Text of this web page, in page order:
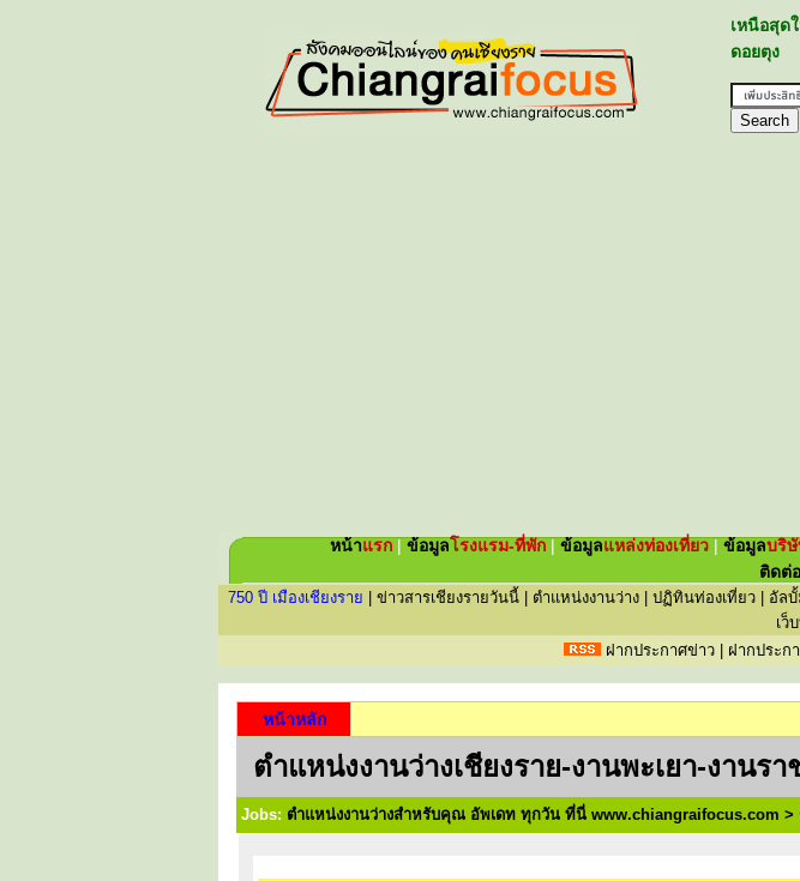
เหนือสุด
ดอยตุง
หน้าแรก | ข้อมูลโรงแรม-ที่พัก | ข้อมูลแหล่งท่องเที่ยว | ข้อมูลบริษั
ติดต่อ
750 ปี เมืองเชียงราย ข่าวสารเชียงรายวันนี้ ตำแหน่งงานว่าง ปฏิทินท่องเที่ยว อัล
เว็
ฝากประกาศข่าว| ฝากประก
หน้าหลัก
ตำแหน่งงานว่างเชียงราย-งานพะเยา-งาน
Jobs: ตำแหน่งงานว่างสำหรับคุณ อัพเดท ทุกวัน ที่นี่ www.chiangraifocus.com >